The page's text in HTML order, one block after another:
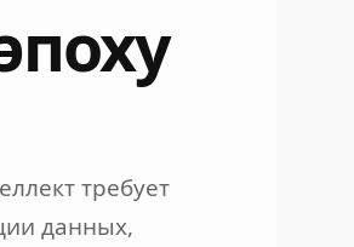
требует
данных,